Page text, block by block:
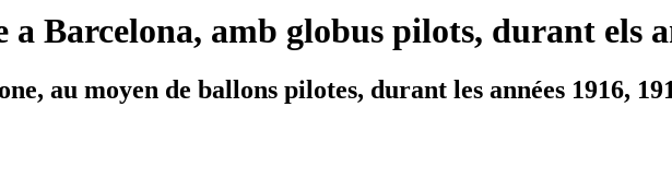
Barcelona, amb globus pilots, durant els
au moyen de ballons pilotes, durant les années 1916,